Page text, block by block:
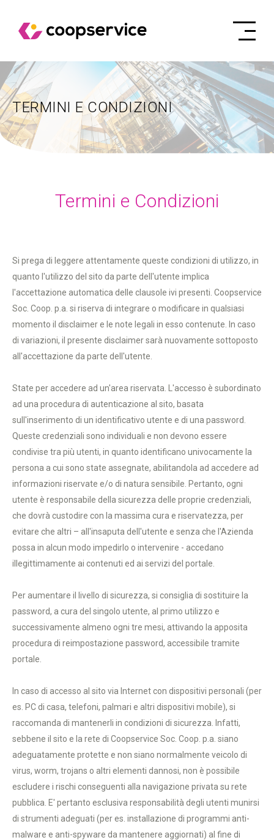
TERMINI E CONDIZIONI
Termini e Condizioni
Si prega di leggere attentamente queste condizioni di utilizzo, in
quanto l'utilizzo del sito da parte dell'utente implica
l'accettazione automatica delle clausole ivi presenti. Coopservice
Soc. Coop. p.a. si riserva di integrare o modificare in qualsiasi
momento il disclaimer e le note legali in esso contenute. In caso
di variazioni, il presente disclaimer sarà nuovamente sottoposto
all'accettazione da parte dell'utente.
State per accedere ad un'area riservata. L'accesso è subordinato
ad una procedura di autenticazione al sito, basata
sull'inserimento di un identificativo utente e di una password.
Queste credenziali sono individuali e non devono essere
condivise tra più utenti, in quanto identificano univocamente la
persona a cui sono state assegnate, abilitandola ad accedere ad
informazioni riservate e/o di natura sensibile. Pertanto, ogni
utente è responsabile della sicurezza delle proprie credenziali,
che dovrà custodire con la massima cura e riservatezza, per
evitare che altri – all'insaputa dell'utente e senza che l'Azienda
possa in alcun modo impedirlo o intervenire - accedano
illegittimamente ai contenuti ed ai servizi del portale.
Per aumentare il livello di sicurezza, si consiglia di sostituire la
password, a cura del singolo utente, al primo utilizzo e
successivamente almeno ogni tre mesi, attivando la apposita
procedura di reimpostazione password, accessibile tramite
portale.
In caso di accesso al sito via Internet con dispositivi personali (per
es. PC di casa, telefoni, palmari e altri dispositivi mobile), si
raccomanda di mantenerli in condizioni di sicurezza. Infatti,
sebbene il sito e la rete di Coopservice Soc. Coop. p.a. siano
adeguatamente protette e non siano normalmente veicolo di
virus, worm, trojans o altri elementi dannosi, non è possibile
escludere i rischi conseguenti alla navigazione privata su rete
pubblica. E' pertanto esclusiva responsabilità degli utenti munirsi
di strumenti adeguati (per es. installazione di programmi anti-
malware e anti-spyware da mantenere aggiornati) al fine di